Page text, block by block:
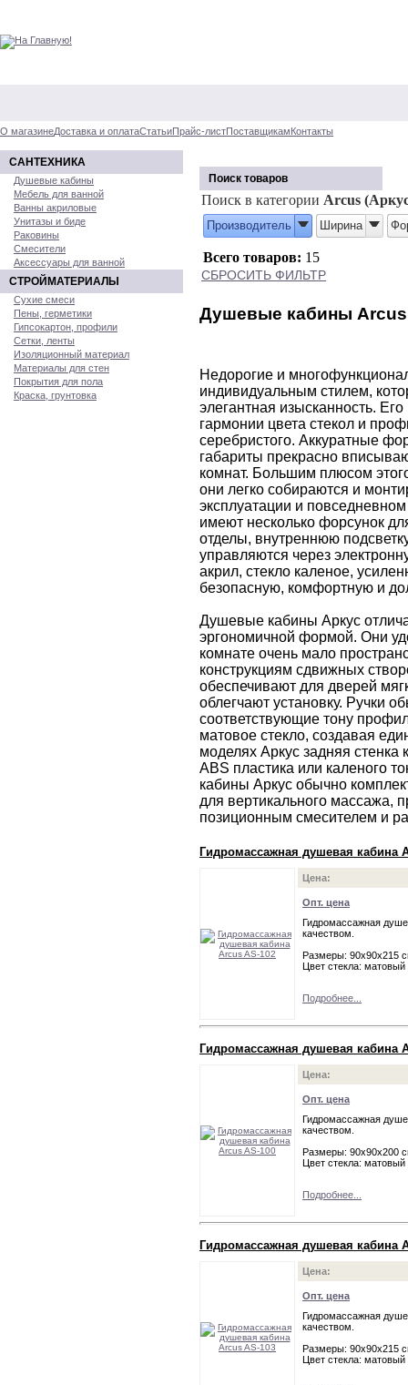
О магазинеДоставка и оплатаСтатьиПрайс-листПоставщикамКонтакты
САНТЕХНИКА
Душевые кабины
Мебель для ванной
Ванны акриловые
Унитазы и биде
Раковины
Смесители
Аксессуары для ванной
СТРОЙМАТЕРИАЛЫ
Сухие смеси
Пены, герметики
Гипсокартон, профили
Сетки, ленты
Изоляционный материал
Материалы для стен
Покрытия для пола
Краска, грунтовка
Поиск товаров
Поиск в категории Arcus
Производитель Ширина
Всего товаров: 15
СБРОСИТЬ ФИЛЬТР
Душевые кабины Arcus
Недорогие и
индивидуальным стилем,
элегантная изысканность.
гармонии цвета стекол и
серебристого. Аккуратные
габариты прекрасно
комнат. Большим плюсом
они легко собираются и
эксплуатации и
имеют несколько форсунок
отделы, внутреннюю
управляются через
акрил, стекло каленое,
безопасную, комфортную и
Душевые кабины Аркус
эргономичной формой. Они
комнате очень мало
конструкциям сдвижных
обеспечивают для дверей
облегчают установку. Ручки
соответствующие тону
матовое стекло, создавая
моделях Аркус задняя стенка
ABS пластика или каленого
кабины Аркус обычно
для вертикального массажа,
позиционным смесителем и
Гидромассажная душевая кабина
Цена:
Опт. цена
Гидромассажная
качеством.
Размеры: 90х90х215
Цвет стекла: матовый
Подробнее...
Гидромассажная душевая кабина
Цена:
Опт. цена
Гидромассажная
качеством.
Размеры: 90х90х200
Цвет стекла: матовый
Подробнее...
Гидромассажная душевая кабина
Цена:
Опт. цена
Гидромассажная
качеством.
Размеры: 90х90х215
Цвет стекла: матовый